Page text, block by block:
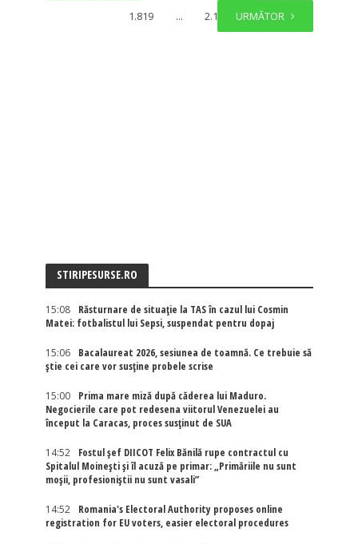
1.819 … 2.136 URMĂTOR
STIRIPESURSE.RO
15:08
Răsturnare de situație la TAS în cazul lui Cosmin
Matei: fotbalistul lui Sepsi, suspendat pentru dopaj
15:06
Bacalaureat 2026, sesiunea de toamnă. Ce trebuie să
știe cei care vor susține probele scrise
15:00
Prima mare miză după căderea lui Maduro.
Negocierile care pot redesena viitorul Venezuelei au
început la Caracas, proces susținut de SUA
14:52
Fostul șef DIICOT Felix Bănilă rupe contractul cu
Spitalul Moinești și îl acuză pe primar: „Primăriile nu sunt
moșii, profesioniștii nu sunt vasali”
14:52
Romania's Electoral Authority proposes online
registration for EU voters, easier electoral procedures